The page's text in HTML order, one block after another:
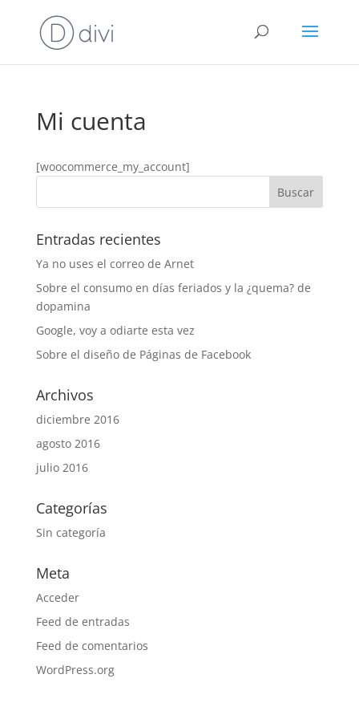
Mi cuenta
[woocommerce_my_account]
Entradas recientes
Ya no uses el correo de Arnet
Sobre el consumo en días feriados y la ¿quema? de
dopamina
Google, voy a odiarte esta vez
Sobre el diseño de Páginas de Facebook
Archivos
diciembre 2016
agosto 2016
julio 2016
Categorías
Sin categoría
Meta
Acceder
Feed de entradas
Feed de comentarios
WordPress.org